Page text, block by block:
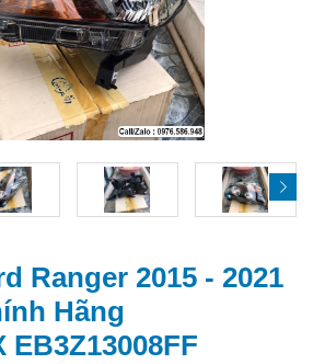
Ranger 2015 - 2021
Hãng
EB3Z13008FF